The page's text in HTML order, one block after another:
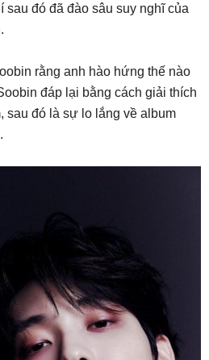
sau đó đã đào sâu suy nghĩ của
rằng anh hào hứng thế nào
đáp lại bằng cách giải thích
sau đó là sự lo lắng về album